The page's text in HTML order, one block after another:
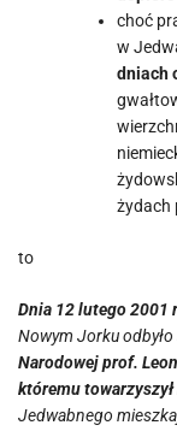
choć
w
dniach
żydach
to
Dnia 12 lutego 2001
Nowym Jorku odbyło
Narodowej prof.
któremu
Jedwabnego